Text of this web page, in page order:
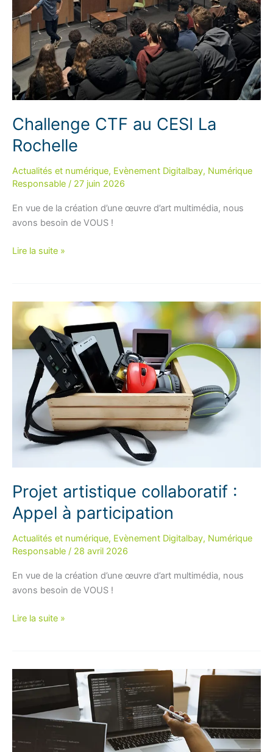
Challenge CTF au CESI La
Rochelle
Actualités et numérique, Evènement Digitalbay, Numérique
Responsable / 27 juin 2026
En vue de la création d’une œuvre d’art multimédia, nous
avons besoin de VOUS !
Challenge
La
Rochelle
Lire la suite »
Projet artistique collaboratif :
Appel à participation
Actualités et numérique, Evènement Digitalbay, Numérique
Responsable / 28 avril 2026
En vue de la création d’une œuvre d’art multimédia, nous
avons besoin de VOUS !
Projet
participation
Lire la suite »